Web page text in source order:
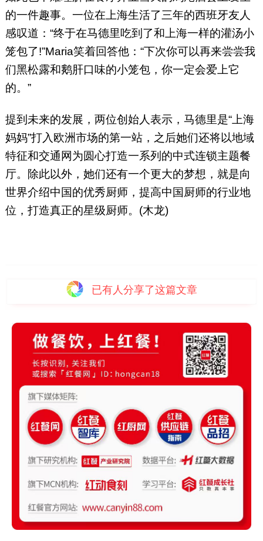
的一件趣事。一位在上海生活了三年的西班牙友人
感叹道：“终于在马德里吃到了和上海一样的灌汤小
笼包了!”Maria笑着回答他：“下次你可以再来尝尝我
们黑松露和鹅肝口味的小笼包，你一定会爱上它
的。”
提到未来的发展，两位创始人表示，马德里是“上海
妈妈”打入欧洲市场的第一站，之后她们还将以地域
特征和交通网为圆心打造一系列的中式连锁主题餐
厅。除此以外，她们还有一个更大的梦想，就是向
世界介绍中国的优秀厨师，提高中国厨师的行业地
位，打造真正的星级厨师。(木龙)
已有 人分享了这篇文章